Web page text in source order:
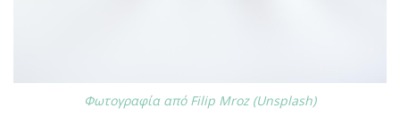
Φωτογραφία από Filip Mroz (Unsplash)